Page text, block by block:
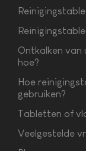
Ontkalken van
hoe?
Hoe
gebruiken?
Tabletten of
Veelgestelde